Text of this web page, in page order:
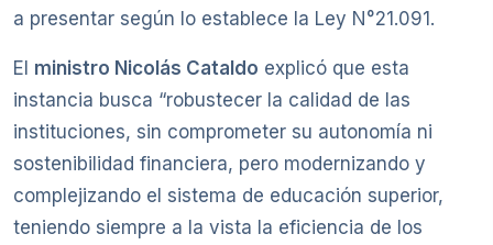
a presentar según lo establece la Ley N°21.091.
El ministro Nicolás Cataldo explicó que esta
instancia busca “robustecer la calidad de las
instituciones, sin comprometer su autonomía ni
sostenibilidad financiera, pero modernizando y
complejizando el sistema de educación superior,
teniendo siempre a la vista la eficiencia de los